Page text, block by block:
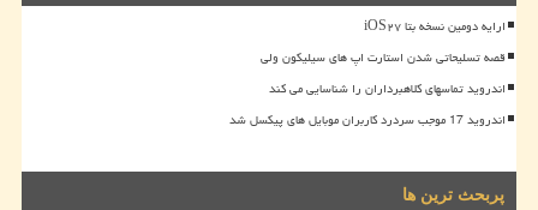
ارایه دومین نسخه بتا iOS۲۷
قصه تسلیحاتی شدن استارت اپ های سیلیکون ولی
اندروید تماسهای کلاهبرداران را شناسایی می کند
اندروید 17 موجب سردرد کاربران موبایل های پیکسل شد
پربحث ترین ها